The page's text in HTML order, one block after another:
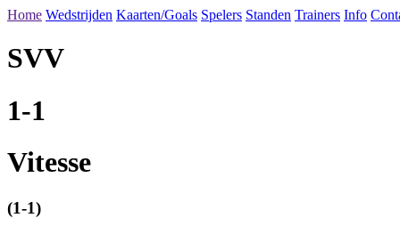
Home Wedstrijden Kaarten/Goals Spelers Standen Trainers Info
SVV
1-1
Vitesse
(1-1)